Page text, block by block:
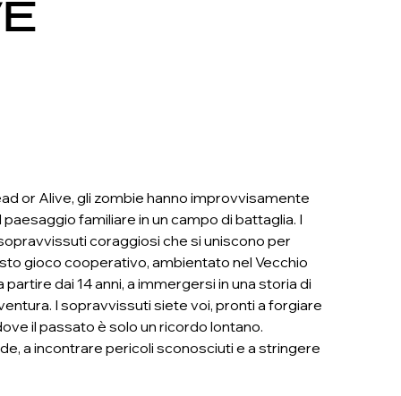
or Alive, gli zombie hanno improvvisamente
familiare in un campo di battaglia. I
coraggiosi che si uniscono per
gioco cooperativo, ambientato nel Vecchio
partire dai 14 anni, a immergersi in una storia di
I sopravvissuti siete voi, pronti a forgiare
il passato è solo un ricordo lontano.
a incontrare pericoli sconosciuti e a stringere